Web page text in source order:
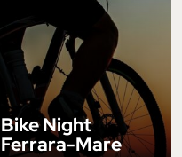
Bike Night
Ferrara-Mare